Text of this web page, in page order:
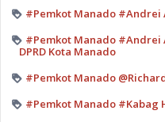
#Pemkot Manado #Andrei
#Pemkot Manado
DPRD Kota Manado
#Pemkot Manado
#Pemkot Manado #Kabag